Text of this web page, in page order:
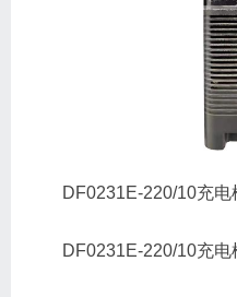
DF0231E-220/10充电
DF0231E-220/10充电